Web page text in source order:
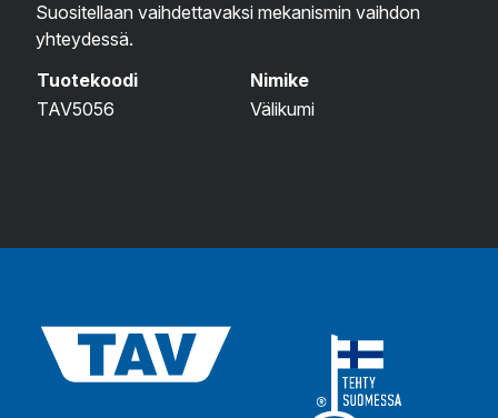
Suositellaan vaihdettavaksi mekanismin vaihdon
yhteydessä.
Tuotekoodi
Nimike
TAV5056
Välikumi